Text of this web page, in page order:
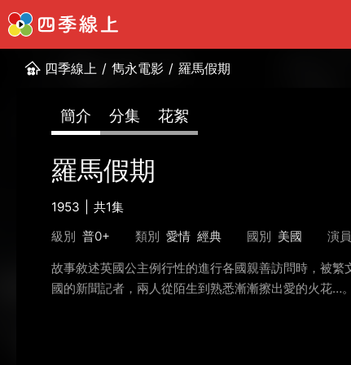
四季線上 / 雋永電影 / 羅馬假期
簡介 分集 花絮
羅馬假期
1953
共1集
級別 普0+ 類別 愛情 經典 國別 美國 演員
故事敘述英國公主例行性的進行各國親善訪問時，被
國的新聞記者，兩人從陌生到熟悉漸漸擦出愛的火花…。